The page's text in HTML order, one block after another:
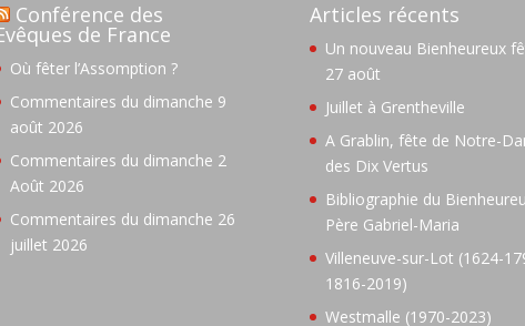
Conférence des
de France
Où fêter l’Assomption ?
Commentaires du dimanche 9
août 2026
Commentaires du dimanche 2
Août 2026
Commentaires du dimanche 26
juillet 2026
Articles récents
Un nouveau Bienheureux
27 août
Juillet à Grentheville
A Grablin, fête de Notre-
des Dix Vertus
Bibliographie du
Père Gabriel-Maria
Villeneuve-sur-Lot (1624-
1816-2019)
Westmalle (1970-2023)